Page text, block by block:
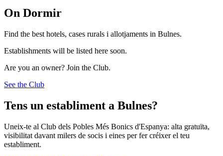
On Dormir
Find the best hotels, cases rurals i allotjaments in Bulnes.
Establishments will be listed here soon.
Are you an owner? Join the Club.
See the Club
Tens un establiment a Bulnes?
Uneix-te al Club dels Pobles Més Bonics d'Espanya: alta gratuïta,
visibilitat davant milers de socis i eines per fer créixer el teu
establiment.